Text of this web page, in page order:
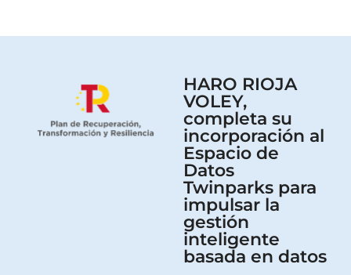
HARO RIOJA
VOLEY,
completa su
incorporación al
Espacio de
Datos
Twinparks para
impulsar la
gestión
inteligente
basada en datos